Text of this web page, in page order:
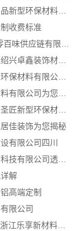
江西全屋定制简欧公司，江西尚宅尚品新型环保材料有限公司
收费标准
绍兴城区个性化装修质量有保障认准绍兴卓鑫装饰材料有限公司
当地全包装修哪家好？江西圣匠新型环保材料有限公司是优选
国内专业室内装修费用预算参考江西圣匠新型环保材料有限公司
佳装饰为您揭秘
有限公司四川
嘉兴家美装潢别墅报价嘉兴家美建材科技有限公司透明预算
解
高端定制
限公司
性价比房子整装空间布局上门服务 - 浙江乐享新材料有限公司